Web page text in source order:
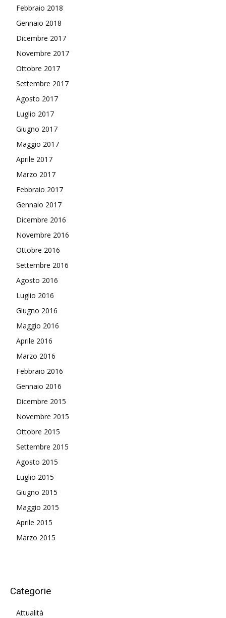
Febbraio 2018
Gennaio 2018
Dicembre 2017
Novembre 2017
Ottobre 2017
Settembre 2017
Agosto 2017
Luglio 2017
Giugno 2017
Maggio 2017
Aprile 2017
Marzo 2017
Febbraio 2017
Gennaio 2017
Dicembre 2016
Novembre 2016
Ottobre 2016
Settembre 2016
Agosto 2016
Luglio 2016
Giugno 2016
Maggio 2016
Aprile 2016
Marzo 2016
Febbraio 2016
Gennaio 2016
Dicembre 2015
Novembre 2015
Ottobre 2015
Settembre 2015
Agosto 2015
Luglio 2015
Giugno 2015
Maggio 2015
Aprile 2015
Marzo 2015
Categorie
Attualità